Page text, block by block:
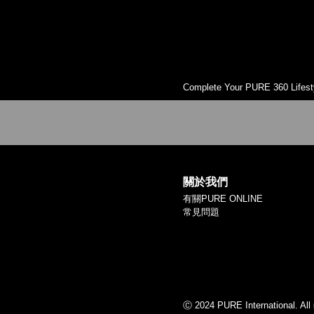
Complete Your PURE 360
關於我們
有關PURE ONLINE
常見問題
Ⓒ 2024 PURE International. All